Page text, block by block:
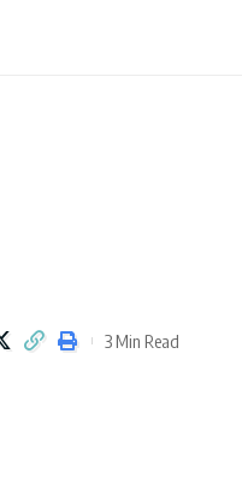
3 Min Read